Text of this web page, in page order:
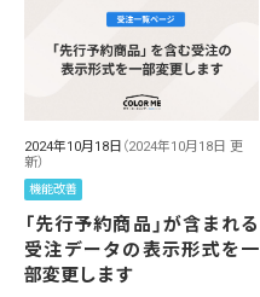
2024年10月18日 （2024年10月18日 更
新）
機能改善
「先行予約商品」が含まれる
受注データの表示形式を一
部変更します